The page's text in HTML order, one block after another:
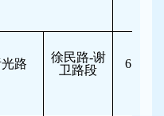
路
徐民路-谢
卫路段
6:30-